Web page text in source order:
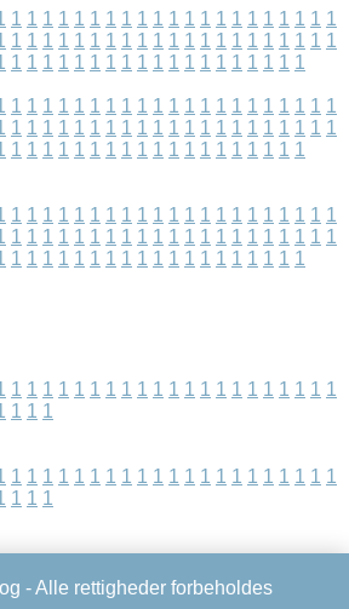
1 1 1 1 1 1 1 1 1 1 1 1 1 1 1 1 1 1 1 1 1
1 1 1 1 1 1 1 1 1 1 1 1 1 1 1 1 1 1 1 1 1
1 1 1 1 1 1 1 1 1 1 1 1 1 1 1 1 1 1 1
1 1 1 1 1 1 1 1 1 1 1 1 1 1 1 1 1 1 1 1 1
1 1 1 1 1 1 1 1 1 1 1 1 1 1 1 1 1 1 1 1 1
1 1 1 1 1 1 1 1 1 1 1 1 1 1 1 1 1 1 1
1 1 1 1 1 1 1 1 1 1 1 1 1 1 1 1 1 1 1 1 1
1 1 1 1 1 1 1 1 1 1 1 1 1 1 1 1 1 1 1 1 1
1 1 1 1 1 1 1 1 1 1 1 1 1 1 1 1 1 1 1
1 1 1 1 1 1 1 1 1 1 1 1 1 1 1 1 1 1 1 1 1
1 1 1
1 1 1 1 1 1 1 1 1 1 1 1 1 1 1 1 1 1 1 1 1
1 1 1
- Alle rettigheder forbeholdes